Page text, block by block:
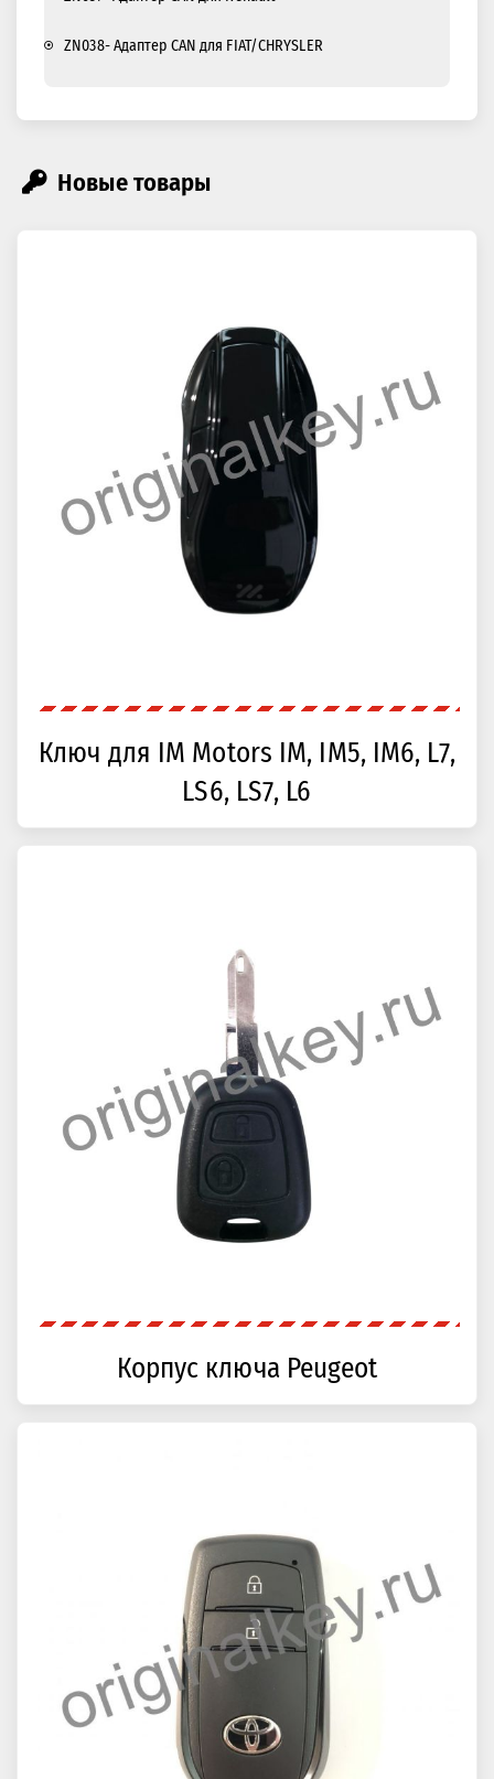
ZN038- Адаптер CAN для FIAT/CHRYSLER
Новые товары
Ключ для IM Motors IM, IM5, IM6, L7,
LS6, LS7, L6
Корпус ключа Peugeot